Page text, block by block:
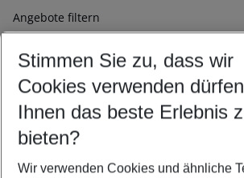
Angebote filtern
Ändern Sie Ihre Kriterien nach Ihren
Abflughafen wählen
Beliebiger Abflughafen
Reisezeitraum wählen
09.08.26– 07.08.27 5-8 Nächte
2 Erwachsene Keine Kinder
Stimmen Sie zu, dass wir
Cookies verwenden
Ihnen das beste Erlebnis
bieten?
Wir verwenden Cookies und ähnliche